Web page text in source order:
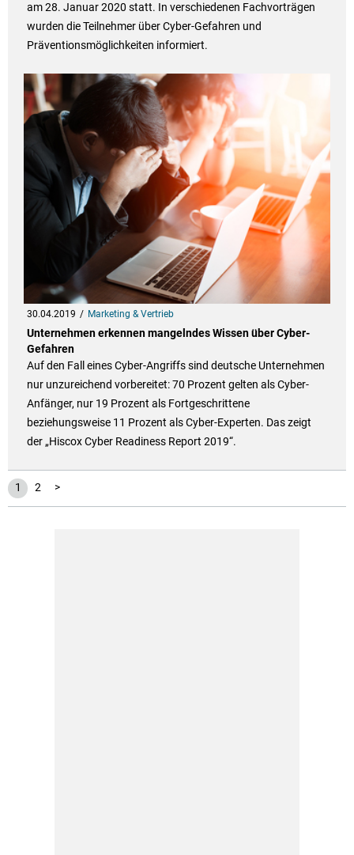
am 28. Januar 2020 statt. In verschiedenen Fachvorträgen
wurden die Teilnehmer über Cyber-Gefahren und
Präventionsmöglichkeiten informiert.
30.04.2019 Marketing & Vertrieb
Unternehmen erkennen mangelndes Wissen über Cyber-
Gefahren
Auf den Fall eines Cyber-Angriffs sind deutsche Unternehmen
nur unzureichend vorbereitet: 70 Prozent gelten als Cyber-
Anfänger, nur 19 Prozent als Fortgeschrittene
beziehungsweise 11 Prozent als Cyber-Experten. Das zeigt
der „Hiscox Cyber Readiness Report 2019“.
1 2 >